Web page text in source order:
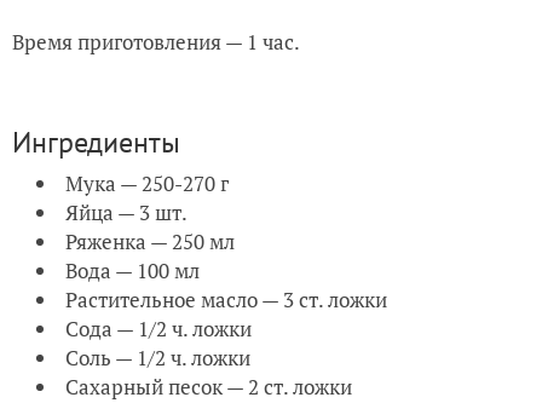
Время приготовления — 1 час.
Ингредиенты
Мука — 250-270 г
Яйца — 3 шт.
Ряженка — 250 мл
Вода — 100 мл
Растительное масло — 3 ст. ложки
Сода — 1/2 ч. ложки
Соль — 1/2 ч. ложки
Сахарный песок — 2 ст. ложки